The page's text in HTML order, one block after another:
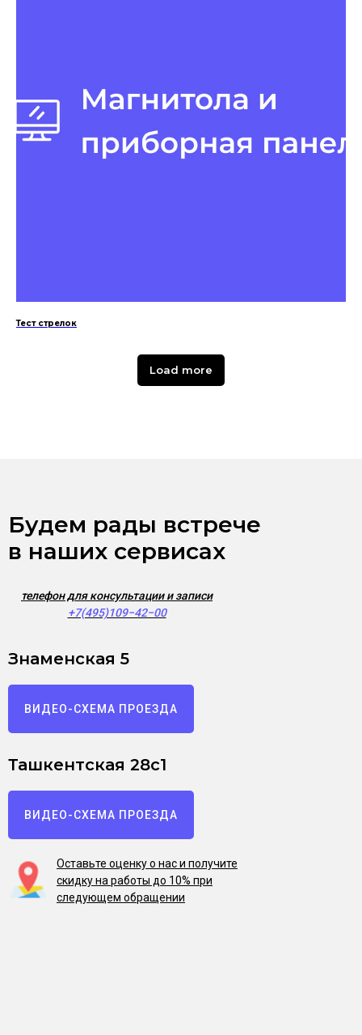
Тест стрелок
Load more
Будем рады встрече
в наших сервисах
телефон для консультации и записи
+7(495)109−42−00
Знаменская 5
ВИДЕО-СХЕМА ПРОЕЗДА
Ташкентская 28с1
ВИДЕО-СХЕМА ПРОЕЗДА
Оставьте оценку о нас и получите
скидку на работы до 10% при
следующем обращении